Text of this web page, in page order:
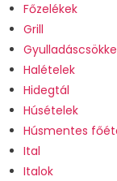
Főzelékek
Grill
Halételek
Hidegtál
Húsételek
Húsmentes
Ital
Italok